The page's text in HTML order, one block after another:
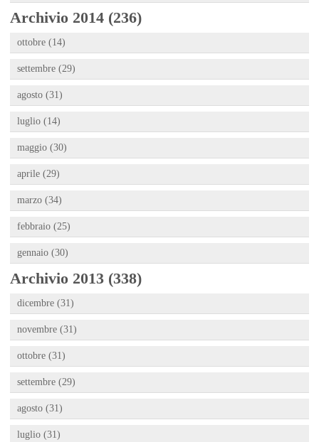
Archivio 2014 (236)
ottobre (14)
settembre (29)
agosto (31)
luglio (14)
maggio (30)
aprile (29)
marzo (34)
febbraio (25)
gennaio (30)
Archivio 2013 (338)
dicembre (31)
novembre (31)
ottobre (31)
settembre (29)
agosto (31)
luglio (31)